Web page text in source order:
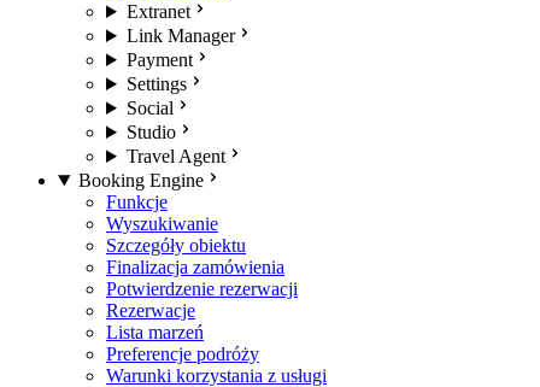
Extranet
Link Manager
Payment
Settings
Social
Studio
Travel Agent
Booking Engine
Funkcje
Wyszukiwanie
Szczegóły obiektu
Finalizacja zamówienia
Potwierdzenie rezerwacji
Rezerwacje
Lista marzeń
Preferencje podróży
Warunki korzystania z usługi